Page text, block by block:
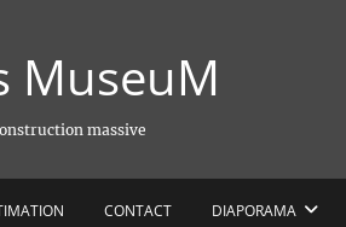
MuseuM
massive
CONTACT DIAPORAMA